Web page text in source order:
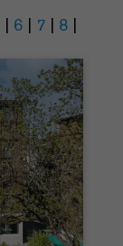
| 6 | 7 | 8 |